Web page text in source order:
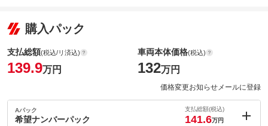
購入パック
支払総額(税込/リ済込)
139.9万円
車両本体価格(税込)
132万円
価格変更お知らせメールに登録
Aパック
希望ナンバーパック
支払総額(税込)
141.6万円